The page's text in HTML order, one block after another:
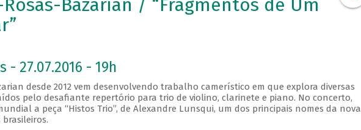
Bazarian / “Fragmentos de Um
- 27.07.2016 - 19h
desde 2012 vem desenvolvendo trabalho camerístico em que explora diversas
pelo desafiante repertório para trio de violino, clarinete e piano. No concerto,
a peça “Histos Trio”, de Alexandre Lunsqui, um dos principais nomes da nova